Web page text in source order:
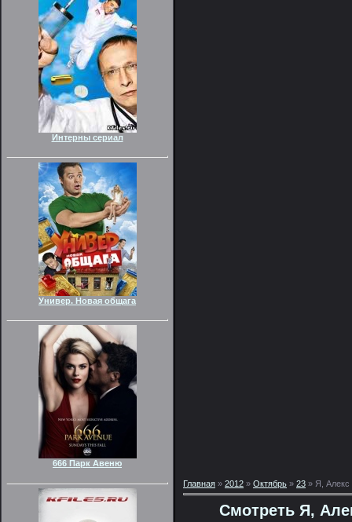
Интерны сериал
Универ. Новая общага
666 Парк Авеню
Главная » 2012 » Октябрь » 23 » Я, Алекс
Смотреть Я,